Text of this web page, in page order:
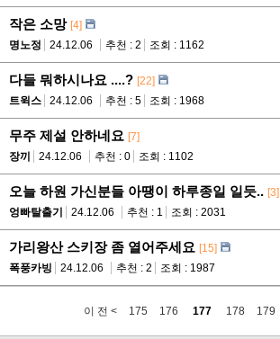
작은 소망 [4]
명노정
24.12.06 추천 : 2 조회 : 1162
다들 뭐하시나요 ....? [22]
트윅스
24.12.06 추천 : 5 조회 : 1968
무주 제설 안하네요 [7]
장끼
24.12.06 추천 : 0 조회 : 1102
오늘 하원 가신분들 아땡이 하루종일 일듯.. [3]
엉빠탈출기
24.12.06 추천 : 1 조회 : 2031
가리왕산 스키장 좀 열어주세요 [15]
폭풍카빙
24.12.06 추천 : 2 조회 : 1987
이 전 < 175 176 177 178 179